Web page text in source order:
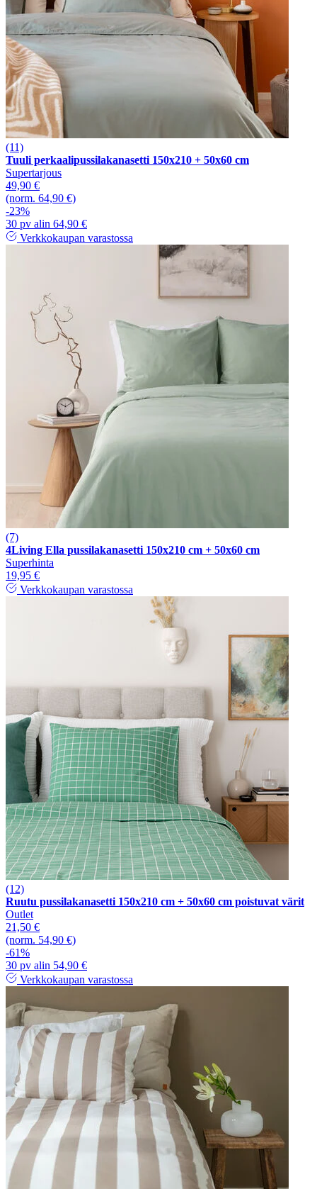
(11)
Tuuli perkaalipussilakanasetti 150x210 + 50x60 cm
Supertarjous
49,90 €
(norm. 64,90 €)
-23%
30 pv alin 64,90 €
Verkkokaupan varastossa
(7)
4Living Ella pussilakanasetti 150x210 cm + 50x60 cm
Superhinta
19,95 €
Verkkokaupan varastossa
(12)
Ruutu pussilakanasetti 150x210 cm + 50x60 cm poistuvat värit
Outlet
21,50 €
(norm. 54,90 €)
-61%
30 pv alin 54,90 €
Verkkokaupan varastossa